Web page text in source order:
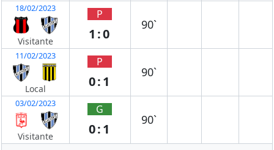
18/02/2023
Visitante
P
1:0
90`
11/02/2023
Local
P
0:1
90`
03/02/2023
Visitante
G
0:1
90`